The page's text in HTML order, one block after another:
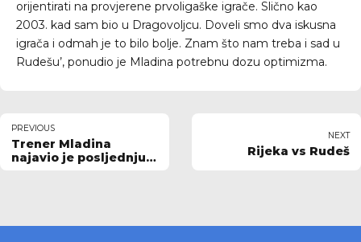
orijentirati na provjerene prvoligaške igrače. Slično kao
2003. kad sam bio u Dragovoljcu. Doveli smo dva iskusna
igrača i odmah je to bilo bolje. Znam što nam treba i sad u
Rudešu’, ponudio je Mladina potrebnu dozu optimizma.
PREVIOUS
Trener Mladina
najavio je posljednju
NEXT
Rijeka vs Rudeš